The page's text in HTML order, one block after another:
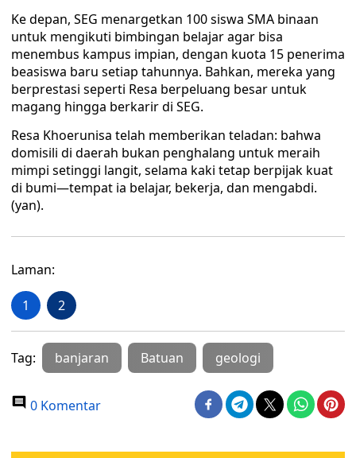
Ke depan, SEG menargetkan 100 siswa SMA binaan
untuk mengikuti bimbingan belajar agar bisa
menembus kampus impian, dengan kuota 15 penerima
beasiswa baru setiap tahunnya. Bahkan, mereka yang
berprestasi seperti Resa berpeluang besar untuk
magang hingga berkarir di SEG.
Resa Khoerunisa telah memberikan teladan: bahwa
domisili di daerah bukan penghalang untuk meraih
mimpi setinggi langit, selama kaki tetap berpijak kuat
di bumi—tempat ia belajar, bekerja, dan mengabdi.
(yan).
Laman:
1 2
Tag: banjaran Batuan geologi
0 Komentar